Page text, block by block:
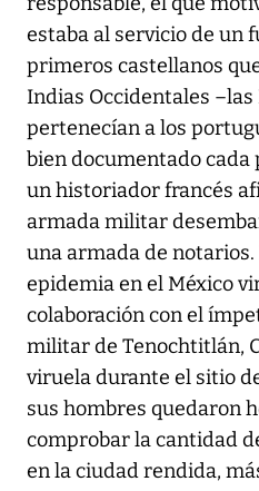
estaba al servicio de un
primeros castellanos
Indias Occidentales
pertenecían a los
bien documentado cada
un historiador francés
armada militar
una armada de
epidemia en el México
colaboración con el
militar de Tenochtitlán,
viruela durante el sitio
sus hombres quedaron
comprobar la cantidad
en la ciudad rendida,